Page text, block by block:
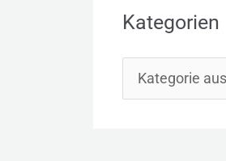
Kategorien